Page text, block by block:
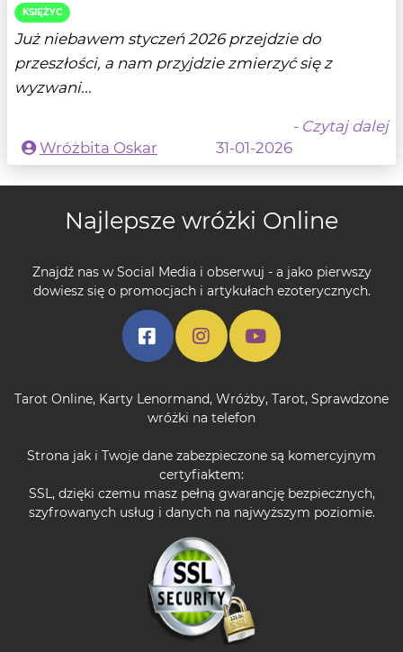
KSIĘŻYC
Już niebawem styczeń 2026 przejdzie do
przeszłości, a nam przyjdzie zmierzyć się z
wyzwani...
- Czytaj dalej
Wróżbita Oskar
31-01-2026
Najlepsze wróżki Online
Znajdź nas w Social Media i obserwuj - a jako pierwszy
dowiesz się o promocjach i artykułach ezoterycznych.
Tarot Online, Karty Lenormand, Wróżby, Tarot, Sprawdzone
wróżki na telefon
Strona jak i Twoje dane zabezpieczone są komercyjnym
certyfiaktem:
SSL, dzięki czemu masz pełną gwarancję bezpiecznych,
szyfrowanych usług i danych na najwyższym poziomie.